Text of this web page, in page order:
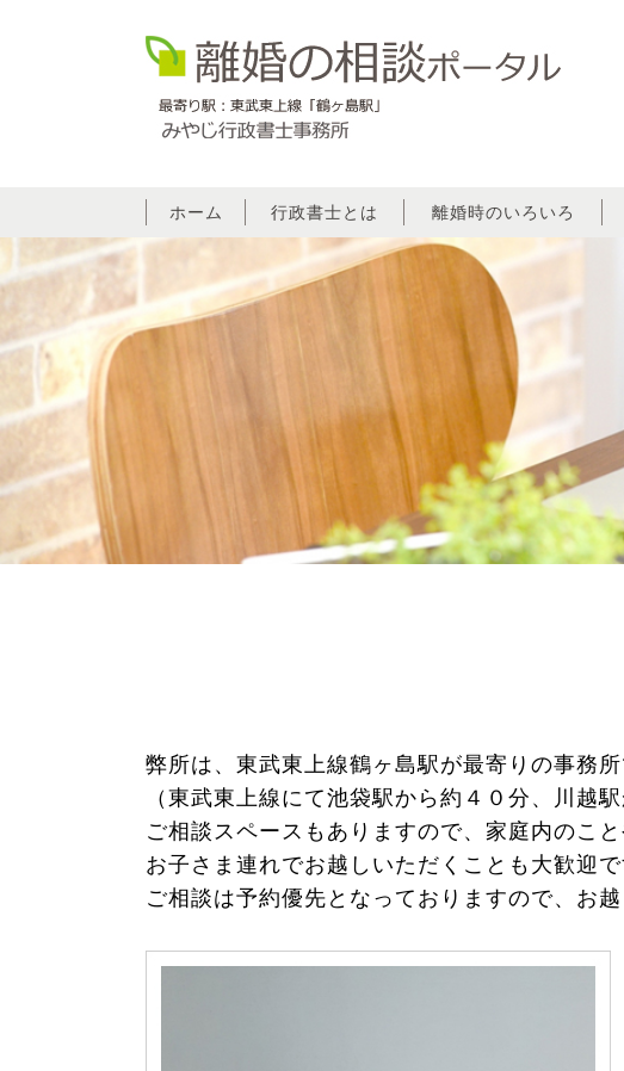
ホーム 行政書士とは 離婚時のいろいろ
弊所は、東武東上線鶴ヶ島駅が最寄りの事務所
（東武東上線にて池袋駅から約４０分、川越
ご相談スペースもありますので、家庭内のこ
お子さま連れでお越しいただくことも大歓迎で
ご相談は予約優先となっておりますので、お